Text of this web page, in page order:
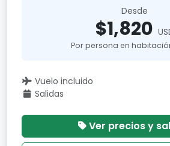
Desde
$1,820
Por persona en
Vuelo incluido
Salidas
Ver precios y